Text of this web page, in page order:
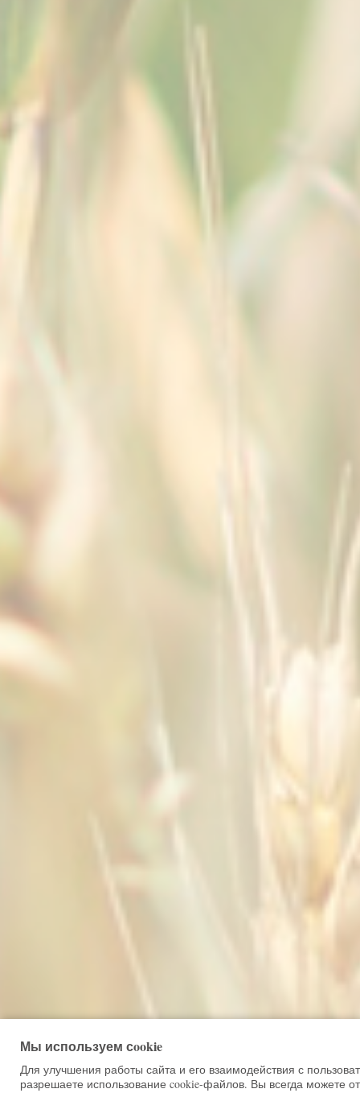
Мы используем сookie
Для улучшения работы сайта и его взаимодействия с
разрешаете использование cookie-файлов. Вы всегда можете